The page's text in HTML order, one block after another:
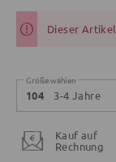
Dieser
Größe wählen
104 3-4 Jahre
Kauf auf
Rechnung